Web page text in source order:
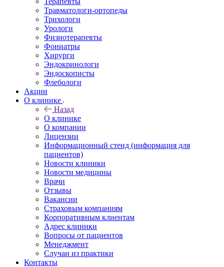
Травматологи-ортопеды
Трихологи
Урологи
Физиотерапевты
Фониатры
Хирурги
Эндокринологи
Эндоскописты
Флебологи
Акции
О клинике
Назад
О клинике
О компании
Лицензии
Информационный стенд (информация для
пациентов)
Новости клиники
Новости медицины
Врачи
Отзывы
Вакансии
Страховым компаниям
Корпоративным клиентам
Адрес клиники
Вопросы от пациентов
Менеджмент
Случаи из практики
Контакты